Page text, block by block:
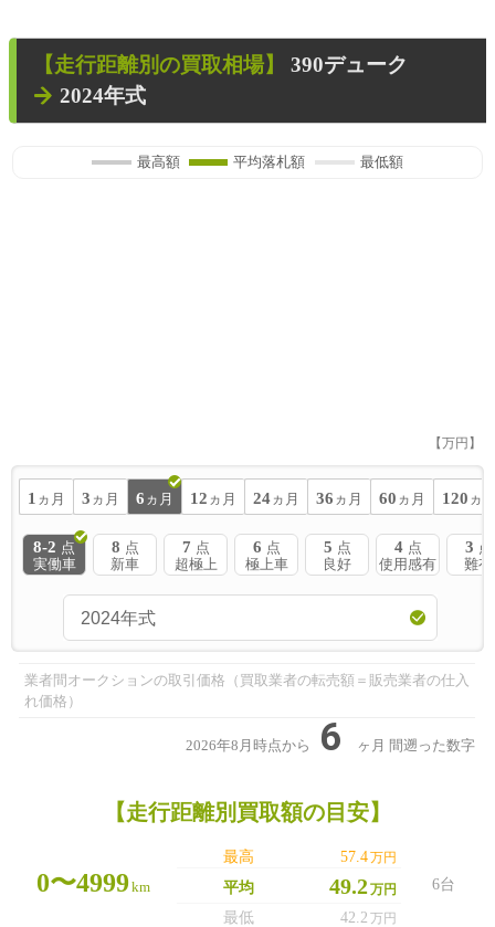
【走行距離別の買取相場】
390デューク
2024年式
最高額 平均落札額 最低額
【万円】
1 ヵ月 3 ヵ月 6 ヵ月 12 ヵ月 24 ヵ月 36 ヵ月 60 ヵ月 120 ヵ
8-2 点
実働車
8 点
新車
7 点
超極上
6 点
極上車
5 点
良好
4 点
使用感有
3 点
難有
業者間オークションの取引価格（買取業者の転売額＝販売業者の仕入
れ価格）
2026年8月時点から 6 ヶ月 間遡った数字
【走行距離別買取額の目安】
0〜4999km
最高 57.4万円
6台
平均 49.2万円
最低 42.2 万円